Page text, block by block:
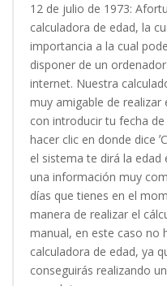
12 de julio de 1973:
calculadora de edad, la
importancia a la cual
disponer de un
internet. Nuestra
muy amigable de
con introducir tu fecha
hacer clic en donde dice
el sistema te dirá la edad
una información muy
días que tienes en el
manera de realizar el
manual, en este caso no
calculadora de edad, ya
conseguirás realizando